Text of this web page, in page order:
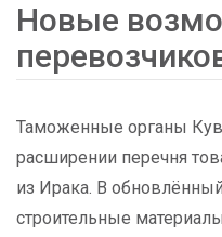
Новые
Таможенные органы
расширении перечня
из Ирака. В
строительные